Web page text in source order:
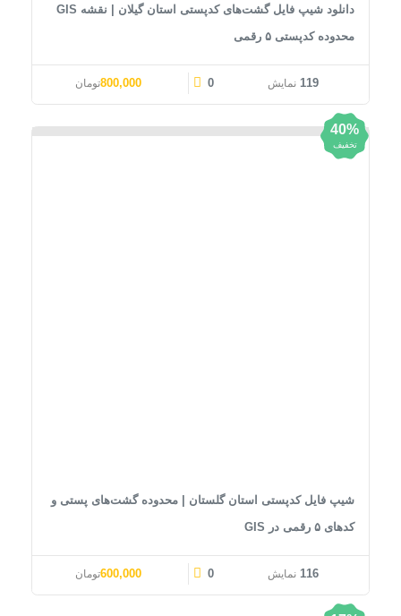
دانلود شیپ فایل گشت‌های کدپستی استان گیلان | نقشه GIS
محدوده کدپستی ۵ رقمی
119 نمایش 0 قیمت اصلی: 1,000,000تومان بود.
800,000تومان
40%
تخفیف
شیپ فایل کدپستی استان گلستان | محدوده گشت‌های پستی و
کدهای ۵ رقمی در GIS
116 نمایش 0 قیمت اصلی: 1,000,000تومان بود.
600,000تومان